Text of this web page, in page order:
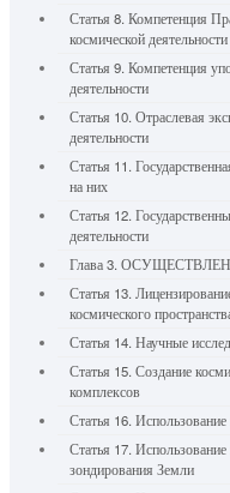
Статья 8. Компетенция
космической деятельности
Статья 9. Компетенция
деятельности
Статья 10. Отраслевая
деятельности
Статья 11.
на них
Статья 12.
деятельности
Глава 3.
Статья 13.
космического
Статья 14. Научные
Статья 15. Создание
комплексов
Статья 16.
Статья 17.
зондирования Земли